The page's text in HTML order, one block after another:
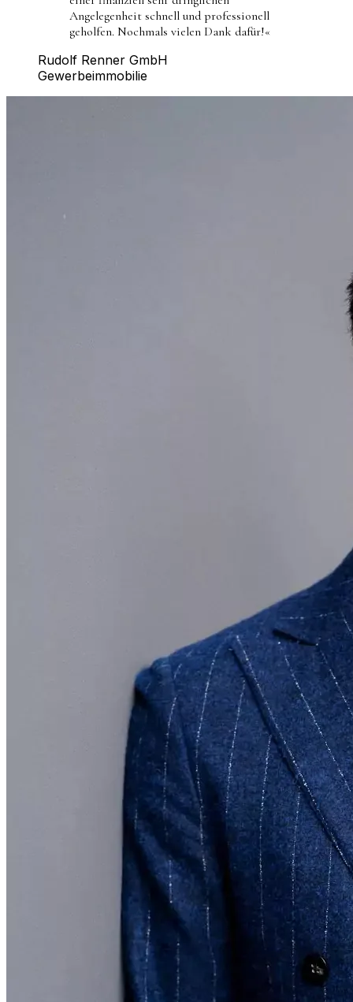
Angelegenheit schnell und professionell
geholfen. Nochmals vielen Dank dafür!«
Rudolf Renner GmbH
Gewerbeimmobilie